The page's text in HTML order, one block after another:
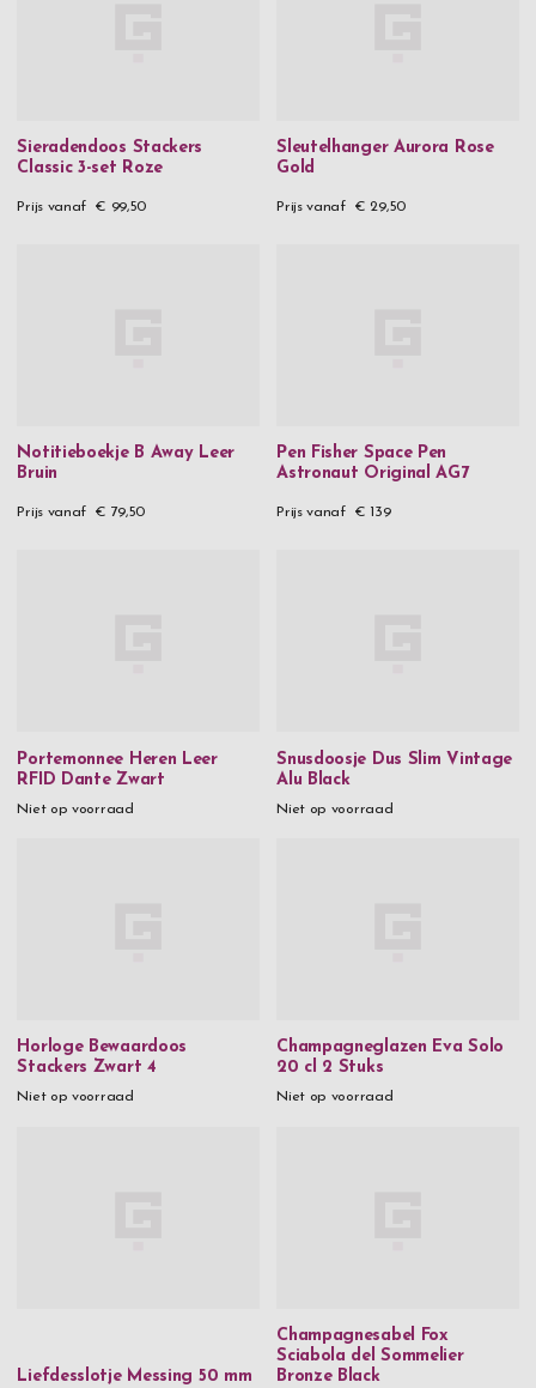
Sieradendoos Stackers
Classic 3-set Roze
Prijs vanaf € 99,50
Sleutelhanger Aurora Rose
Gold
Prijs vanaf € 29,50
Notitieboekje B Away Leer
Bruin
Prijs vanaf € 79,50
Pen Fisher Space Pen
Astronaut Original AG7
Prijs vanaf € 139
Portemonnee Heren Leer
RFID Dante Zwart
Niet op voorraad
Snusdoosje Dus Slim Vintage
Alu Black
Niet op voorraad
Horloge Bewaardoos
Stackers Zwart 4
Niet op voorraad
Champagneglazen Eva Solo
20 cl 2 Stuks
Niet op voorraad
Liefdesslotje Messing 50 mm
Champagnesabel Fox
Sciabola del Sommelier
Bronze Black